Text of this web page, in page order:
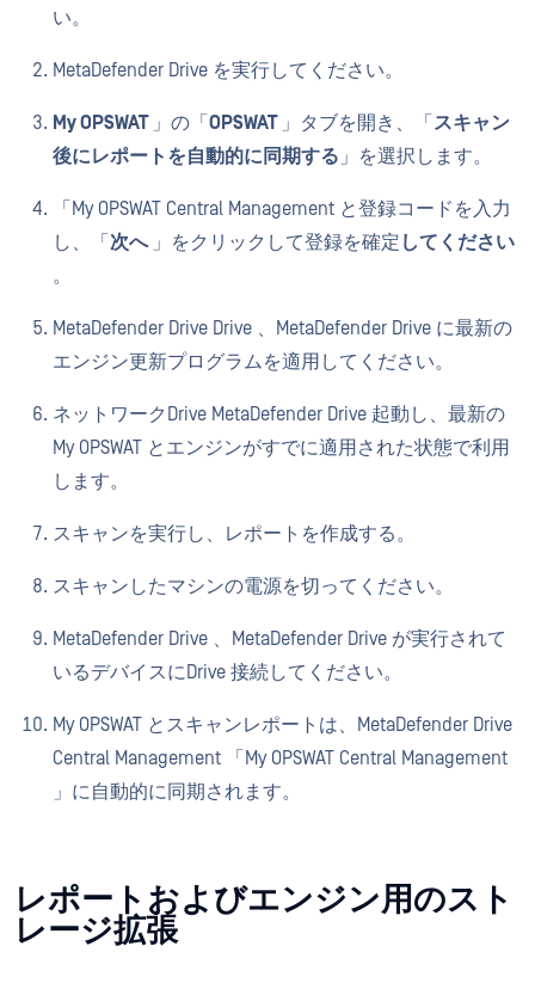
い。
MetaDefender Drive を実行してください。
My OPSWAT 」の「 OPSWAT 」タブを開き、「 スキャン
後にレポートを自動的に同期する 」を選択します。
「My OPSWAT Central Management と登録コードを入力
し、「 次へ 」をクリックして登録を確定 してください
。
MetaDefender Drive Drive 、MetaDefender Drive に最新の
エンジン更新プログラムを適用してください。
ネットワークDrive MetaDefender Drive 起動し、最新の
My OPSWAT とエンジンがすでに適用された状態で利用
します。
スキャンを実行し、レポートを作成する。
スキャンしたマシンの電源を切ってください。
MetaDefender Drive 、MetaDefender Drive が実行されて
いるデバイスにDrive 接続してください。
My OPSWAT とスキャンレポートは、MetaDefender Drive
Central Management 「My OPSWAT Central Management
」に自動的に同期されます。
レポートおよびエンジン用のスト
レージ拡張